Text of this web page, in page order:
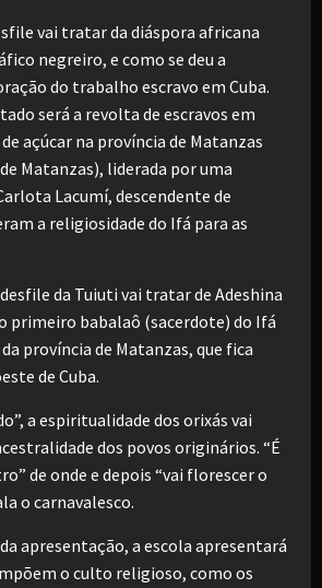
vai tratar da diáspora africana
negreiro, e como se deu a
do trabalho escravo em Cuba.
será a revolta de escravos em
açúcar na província de Matanzas
Matanzas), liderada por uma
Lacumí, descendente de
a religiosidade do Ifá para as
da Tuiuti vai tratar de Adeshina
primeiro babalaô (sacerdote) do Ifá
província de Matanzas, que fica
de Cuba.
a espiritualidade dos orixás vai
dos povos originários. “É
de onde e depois “vai florescer o
o carnavalesco.
apresentação, a escola apresentará
o culto religioso, como os